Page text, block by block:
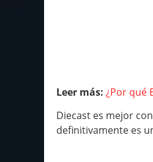
Leer más: ¿Por qué
Diecast es mejor
definitivamente es